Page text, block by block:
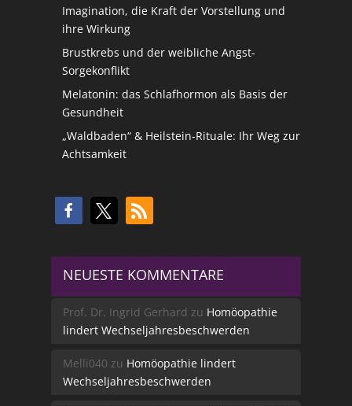
Imagination, die Kraft der Vorstellung und
ihre Wirkung
Brustkrebs und der weibliche Angst-
Sorgekonflikt
Melatonin: das Schlafhormon als Basis der
Gesundheit
„Waldbaden“ & Heilstein-Rituale: Ihr Weg zur
Achtsamkeit
NEUESTE KOMMENTARE
Prof. Dr. Ingrid Gerhard zu Homöopathie
lindert Wechseljahresbeschwerden
Melli040 zu Homöopathie lindert
Wechseljahresbeschwerden